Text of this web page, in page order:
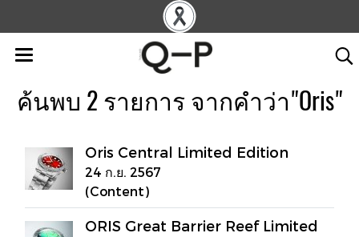
ค้นพบ 2 รายการ จากคำว่า"Oris"
Oris Central Limited Edition
24 ก.ย. 2567
(Content)
ORIS Great Barrier Reef Limited